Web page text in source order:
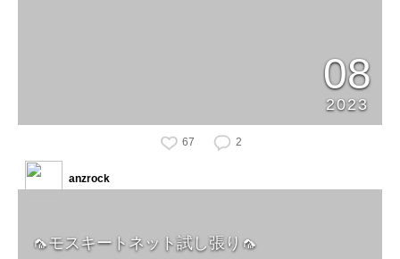
08
2023
67 2
🦟モスキートネット試し張り🦟
anzrock